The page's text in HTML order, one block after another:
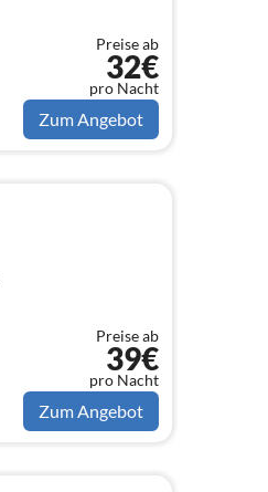
Preise ab
32€
pro Nacht
Zum Angebot
Preise ab
39€
pro Nacht
Zum Angebot